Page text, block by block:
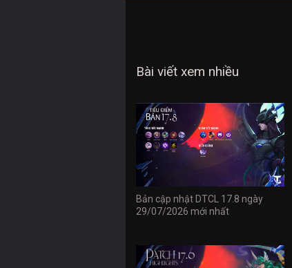
Bài viết xem nhiều
Bản cập nhật DTCL 17.8 ngày
29/07/2026 mới nhất